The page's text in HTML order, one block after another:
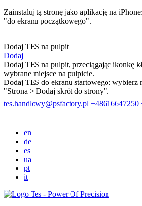
Zainstaluj tą stronę jako aplikację na
"do ekranu początkowego".
Dodaj TES na pulpit
Dodaj
Dodaj TES na pulpit, przeciągając ikonkę
wybrane miejsce na pulpicie.
Dodaj TES do ekranu startowego: wybierz
"Strona > Dodaj skrót do strony".
tes.handlowy@psfactory.pl +48616647250
en
de
es
ua
pt
it